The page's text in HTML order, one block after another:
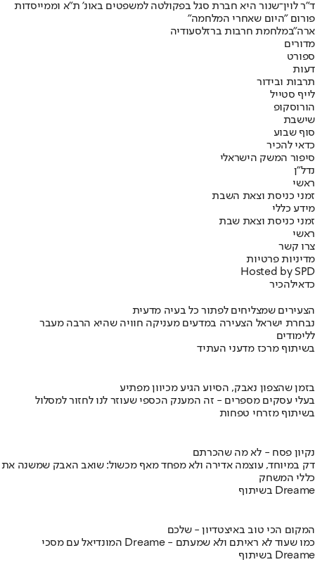
ד"ר לוין־שנור היא חברת סגל בפקולטה למשפטים באונ' ת"א וממייסדות
פורום "היום שאחרי המלחמה"
ארה"במלחמת חרבות ברזלסעודיה
מדורים
ספורט
דעות
תרבות ובידור
לייף סטייל
הורוסקופ
שישבת
סוף שבוע
כדאי להכיר
סיפור המשק הישראלי
נדל"ן
ראשי
זמני כניסת וצאת השבת
מידע כללי
זמני כניסת וצאת שבת
ראשי
צרו קשר
מדיניות פרטיות
Hosted by SPD
כדאילהכיר
הצעירים שמצליחים לפתור כל בעיה מדעית
נבחרת ישראל הצעירה במדעים מעניקה חוויה שהיא הרבה מעבר
ללימודים
בשיתוף מרכז מדעני העתיד
בזמן שהצפון נאבק, הסיוע הגיע מכיוון מפתיע
בעלי עסקים מספרים - זה המענק הכספי שעוזר לנו לחזור למסלול
בשיתוף מזרחי טפחות
נקיון פסח - לא מה שהכרתם
דק במיוחד, עוצמה אדירה ולא מפחד מאף מכשול: שואב האבק שמשנה את
כללי המשחק
בשיתוף Dreame
המקום הכי טוב באיצטדיון - שלכם
המונדיאל עם מסכי Dreame - כמו שעוד לא ראיתם ולא שמעתם
בשיתוף Dreame